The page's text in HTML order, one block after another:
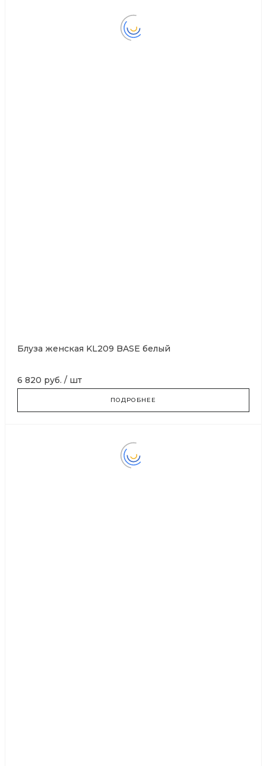
Блуза женская KL209 BASE белый
6 820 руб. / шт
ПОДРОБНЕЕ